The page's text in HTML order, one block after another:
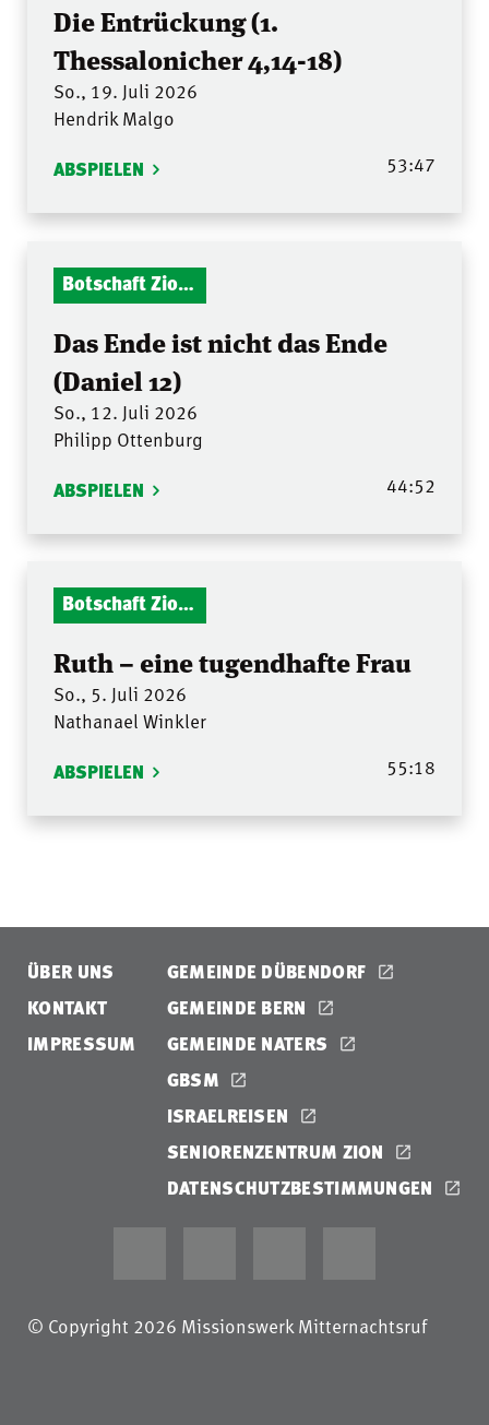
Die Entrückung (1.
Thessalonicher 4,14-18)
So., 19. Juli 2026
Hendrik Malgo
ABSPIELEN 53:47
Botschaft Zionshalle
Das Ende ist nicht das Ende
(Daniel 12)
So., 12. Juli 2026
Philipp Ottenburg
ABSPIELEN 44:52
Botschaft Zionshalle
Ruth – eine tugendhafte Frau
So., 5. Juli 2026
Nathanael Winkler
ABSPIELEN 55:18
ÜBER UNS
KONTAKT
IMPRESSUM
GEMEINDE DÜBENDORF
GEMEINDE BERN
GEMEINDE NATERS
GBSM
ISRAELREISEN
SENIORENZENTRUM ZION
DATENSCHUTZBESTIMMUNGEN
© Copyright 2026 Missionswerk Mitternachtsruf